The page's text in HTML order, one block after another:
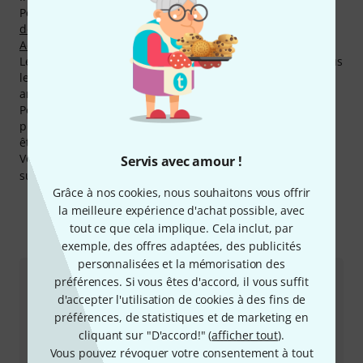
Servis avec amour !
Grâce à nos cookies, nous souhaitons vous offrir
la meilleure expérience d'achat possible, avec
tout ce que cela implique. Cela inclut, par
exemple, des offres adaptées, des publicités
personnalisées et la mémorisation des
préférences. Si vous êtes d'accord, il vous suffit
d'accepter l'utilisation de cookies à des fins de
préférences, de statistiques et de marketing en
cliquant sur "D'accord!" (afficher tout).
Vous pouvez révoquer votre consentement à tout
Peter Hess dans les catégoriesBols Chantants
de Temple & Cloches
,Maillets pour Bols Chantants
Accessoires pour Bols Chantants.
Le produit
Peter Hess phKS9-Gest notre best-seller de tous
les temps! Nous avons déjà vendu plus de 3.000 fois cet
article!
Peter Hess offre normalement 2 ans de garantie sur ces
produits, mais avec la garantie Thomann de 3 ans vous
êtes couverts pour un an de plus.
Vous pouvez trouver plus d'informations sur le fabricant
sur
Comment nous contacter
Service Client France